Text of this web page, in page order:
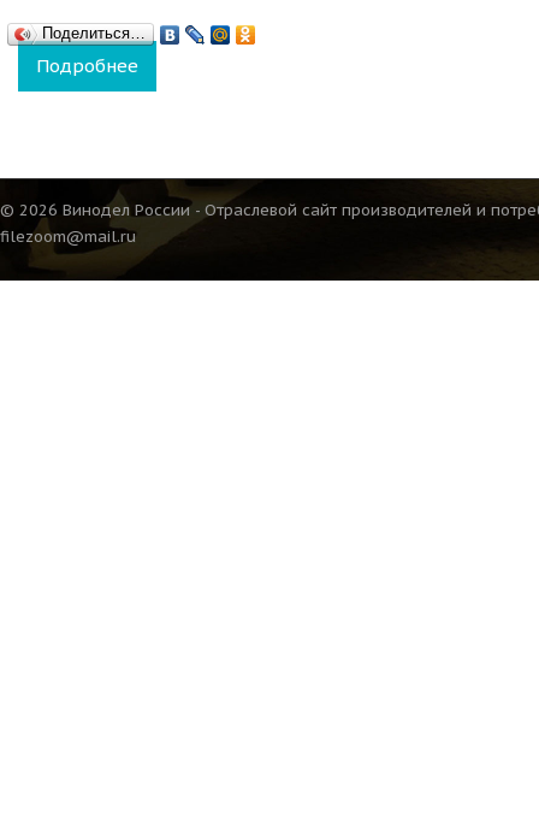
Поделиться…
Подробнее
© 2026 Винодел России - Отраслевой сайт производителей и
filezoom@mail.ru